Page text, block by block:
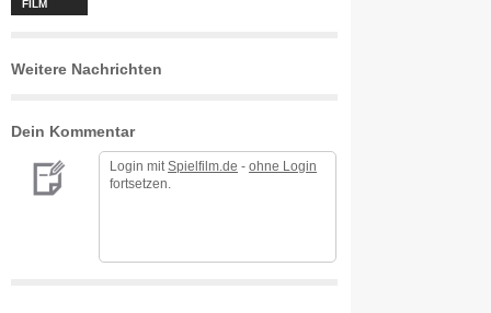
FILM
Weitere Nachrichten
Dein Kommentar
Login mit Spielfilm.de - ohne Login
fortsetzen.